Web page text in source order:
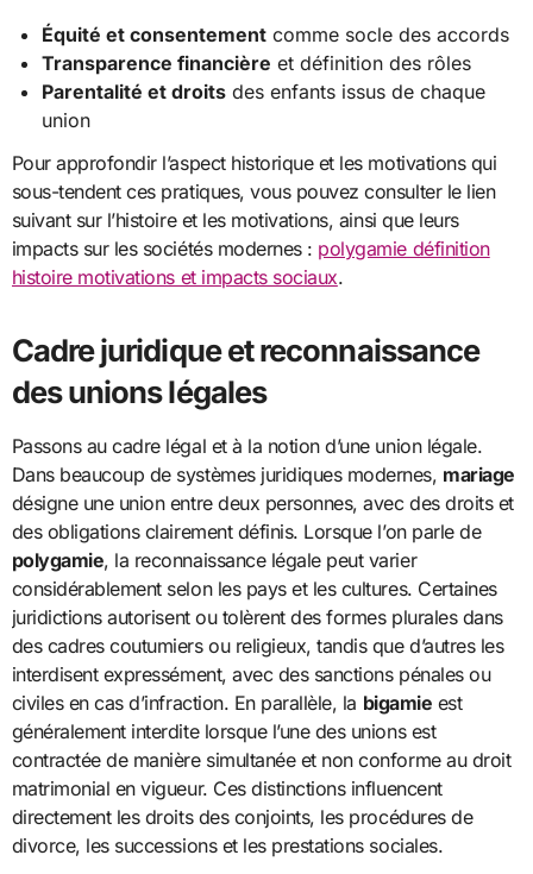
Équité et consentement comme socle des accords
Transparence financière et définition des rôles
Parentalité et droits des enfants issus de chaque
union
Pour approfondir l’aspect historique et les motivations qui
sous-tendent ces pratiques, vous pouvez consulter le lien
suivant sur l’histoire et les motivations, ainsi que leurs
impacts sur les sociétés modernes : polygamie définition
histoire motivations et impacts sociaux.
Cadre juridique et reconnaissance
des unions légales
Passons au cadre légal et à la notion d’une union légale.
Dans beaucoup de systèmes juridiques modernes, mariage
désigne une union entre deux personnes, avec des droits et
des obligations clairement définis. Lorsque l’on parle de
polygamie, la reconnaissance légale peut varier
considérablement selon les pays et les cultures. Certaines
juridictions autorisent ou tolèrent des formes plurales dans
des cadres coutumiers ou religieux, tandis que d’autres les
interdisent expressément, avec des sanctions pénales ou
civiles en cas d’infraction. En parallèle, la bigamie est
généralement interdite lorsque l’une des unions est
contractée de manière simultanée et non conforme au droit
matrimonial en vigueur. Ces distinctions influencent
directement les droits des conjoints, les procédures de
divorce, les successions et les prestations sociales.